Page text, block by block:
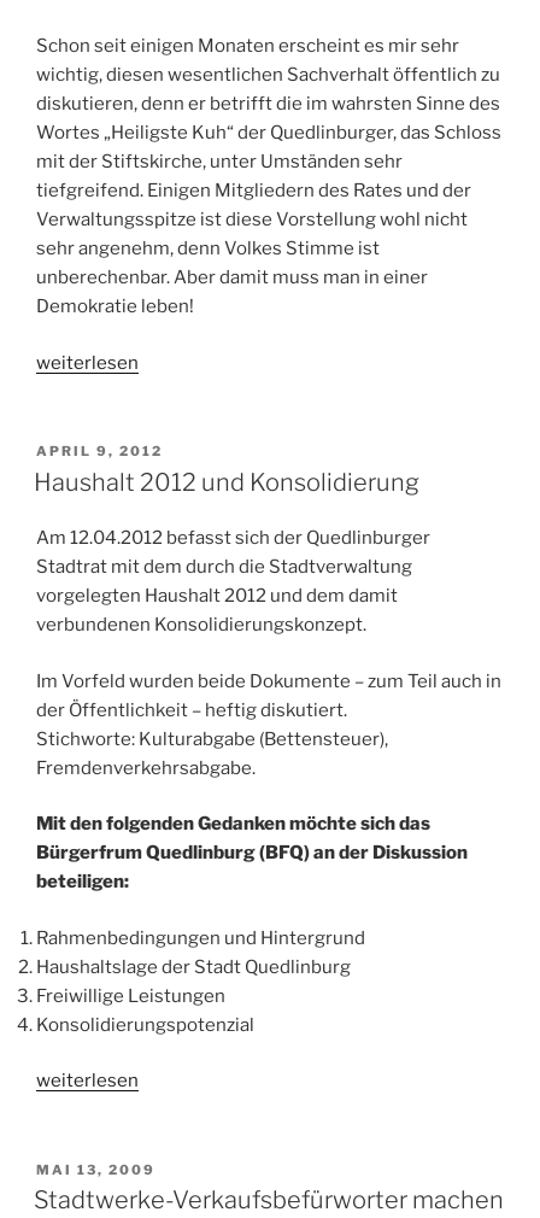
Schon seit einigen Monaten erscheint es mir sehr
wichtig, diesen wesentlichen Sachverhalt öffentlich zu
diskutieren, denn er betrifft die im wahrsten Sinne des
Wortes „Heiligste Kuh“ der Quedlinburger, das Schloss
mit der Stiftskirche, unter Umständen sehr
tiefgreifend. Einigen Mitgliedern des Rates und der
Verwaltungsspitze ist diese Vorstellung wohl nicht
sehr angenehm, denn Volkes Stimme ist
unberechenbar. Aber damit muss man in einer
Demokratie leben!
„Neues
und
Stadt“
weiterlesen
VERÖFFENTLICHT
AM
APRIL 9, 2012
Haushalt 2012 und Konsolidierung
Am 12.04.2012 befasst sich der Quedlinburger
Stadtrat mit dem durch die Stadtverwaltung
vorgelegten Haushalt 2012 und dem damit
verbundenen Konsolidierungskonzept.
Im Vorfeld wurden beide Dokumente – zum Teil auch in
der Öffentlichkeit – heftig diskutiert.
Stichworte: Kulturabgabe (Bettensteuer),
Fremdenverkehrsabgabe.
Mit den folgenden Gedanken möchte sich das
Bürgerfrum Quedlinburg (BFQ) an der Diskussion
beteiligen:
Rahmenbedingungen und Hintergrund
Haushaltslage der Stadt Quedlinburg
Freiwillige Leistungen
Konsolidierungspotenzial
„Haushalt
Konsolidierung“
weiterlesen
VERÖFFENTLICHT
AM
MAI 13, 2009
Stadtwerke-Verkaufsbefürworter machen